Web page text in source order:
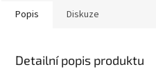
Popis Diskuze
Detailní popis produktu